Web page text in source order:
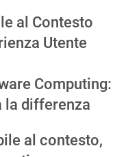
al Contesto
Utente
Computing:
la differenza
al contesto,